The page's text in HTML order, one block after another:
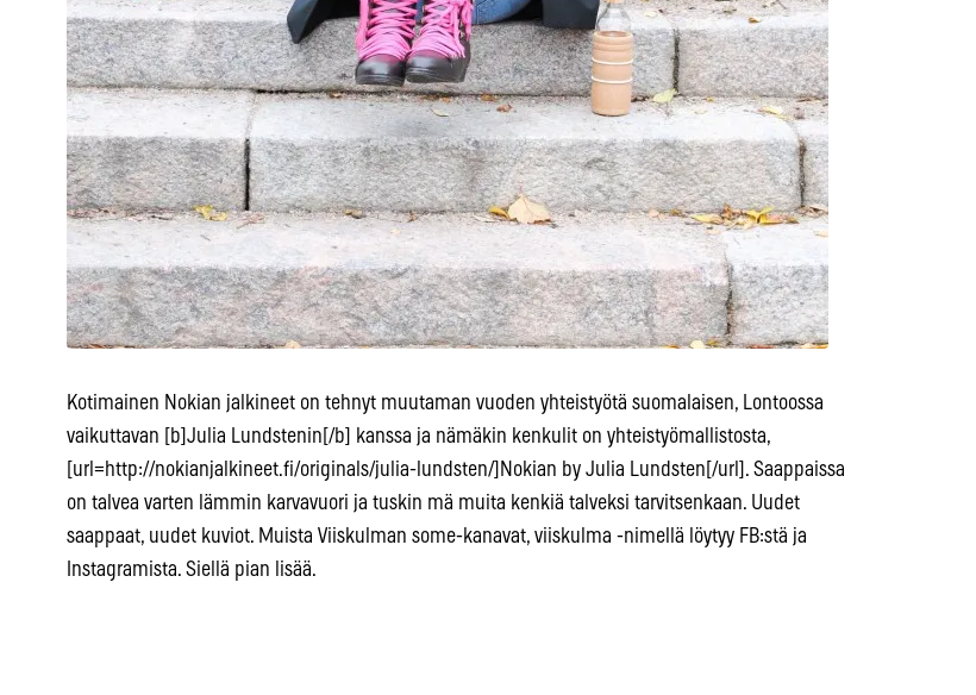
Kotimainen Nokian jalkineet on tehnyt muutaman vuoden yhteistyötä suomalaisen, Lontoossa
vaikuttavan [b]Julia Lundstenin[/b] kanssa ja nämäkin kenkulit on yhteistyömallistosta,
[url=http://nokianjalkineet.fi/originals/julia-lundsten/]Nokian by Julia Lundsten[/url]. Saappaissa
on talvea varten lämmin karvavuori ja tuskin mä muita kenkiä talveksi tarvitsenkaan. Uudet
saappaat, uudet kuviot. Muista Viiskulman some-kanavat, viiskulma -nimellä löytyy FB:stä ja
Instagramista. Siellä pian lisää.